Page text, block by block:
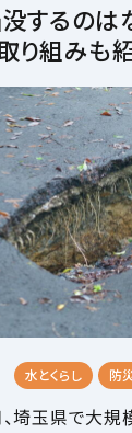
するのは
り組みも
水とくらし 防
埼玉県で大